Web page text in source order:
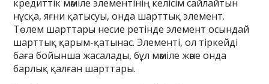
кредиттік мәміле элементінің келісім сайлайтын
нұсқа, яғни қатысуы, онда шарттық элемент.
Төлем шарттары несие ретінде элемент осындай
шарттық қарым-қатынас. Элементі, ол тіркейді
баға бойынша жасалады, бұл мәміле және онда
барлық қалған шарттары.